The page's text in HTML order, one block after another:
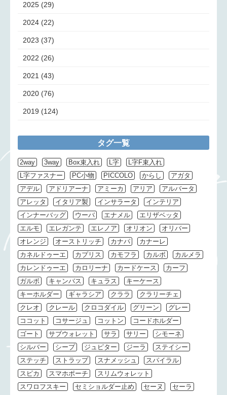
2025 (29)
2024 (22)
2023 (37)
2022 (26)
2021 (43)
2020 (76)
2019 (124)
タグ一覧
2way 3way Box束入れ L字
L字F束入れ
L字ファスナー
PC小物 PICCOLO からし
アガタ
アデル
アドリアーナ アミーカ アリア
アルバータ
アレッタ
イタリア製 インサラータ
インテリア
インナーバッグ
ウーバ エナメル
エリザベッタ
エルモ
エレガンテ エレノア オリオン
オリバー
オレンジ
オーストリッチ カナパ
カナーレ
カネルドゥーエ
カプリス カモフラ カルボ
カルメラ
カレンドゥーエ
カロリーナ カードケース
カーフ
ガルボ
キャンバス キュラス
キーケース
キーホルダー
ギャラシア クララ
クラリーチェ
クレオ
クレール クロコダイル グリーン
グレー
ココット
コサージュ コットン
コードホルダー
ゴート
サブウォレット サラ サリー
シモーネ
シルバー
シープ ジュピター ジーラ
ステイシー
ステッチ
ストラップ スナメッシュ
スパイラル
スピカ
スマホポーチ
スリムウォレット
スワロフスキー
セミショルダー止め セーヌ
セーラ